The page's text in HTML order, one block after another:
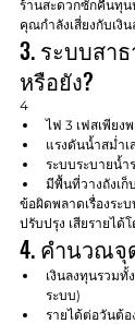
ร้านสะดวกซักคืนทุ
คุณกำลังเสี่ยงกับเงิ
3. ระบบสา
หรือยัง?
4
ไฟ 3 เฟสเพียง
แรงดันน้ำสม่ำเ
ระบบระบายน้ำ
มีพื้นที่วางถังเก็
ข้อผิดพลาดเรื่องระ
ปรับปรุง เสียรายได้
4. คำนวณจุ
เงินลงทุนรวมทั้
ระบบ)
รายได้ต่อวันต้อ